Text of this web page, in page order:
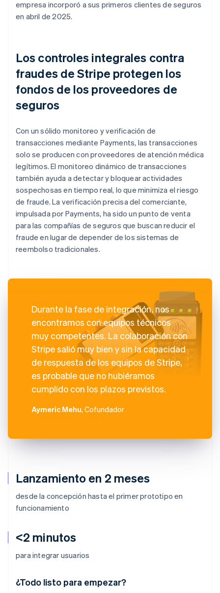
Lanzamiento en 2 meses
desde la concepción hasta el primer prototipo en
funcionamiento
<2 minutos
para integrar usuarios
¿Todo listo para empezar?
empresa incorporó a sus primeros clientes de seguros
en abril de 2025.
Los controles integrales contra
fraudes de Stripe protegen los
fondos de los proveedores de
seguros
Con un sólido monitoreo y verificación de
transacciones mediante Payments, las transacciones
solo se producen con proveedores de atención médica
legítimos. El monitoreo dinámico de transacciones
también ayuda a detectar y bloquear actividades
sospechosas en tiempo real, lo que minimiza el riesgo
de fraude. La verificación precisa del comerciante,
impulsada por Payments, ha sido un punto de venta
para las compañías de seguros que buscan reducir el
fraude en lugar de depender de los sistemas de
reembolso tradicionales.
Durante la fase de integración, nos
encontramos con equipos técnicos
muy competentes. La colaboración con
Stripe salió muy bien y sin la capacidad
de respuesta de los equipos de Stripe,
es probable que no hubiéramos
cumplido con los plazos previstos.
Aymeric Mehu, Cofundador